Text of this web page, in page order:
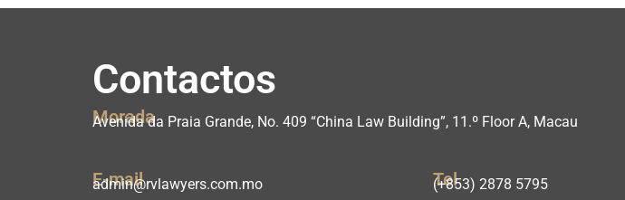
Contactos
Morada
Avenida da Praia Grande, No. 409 “China Law Building”, 11.º Floor A, Macau
E-mail
admin@rvlawyers.com.mo Tel
(+853) 2878 5795